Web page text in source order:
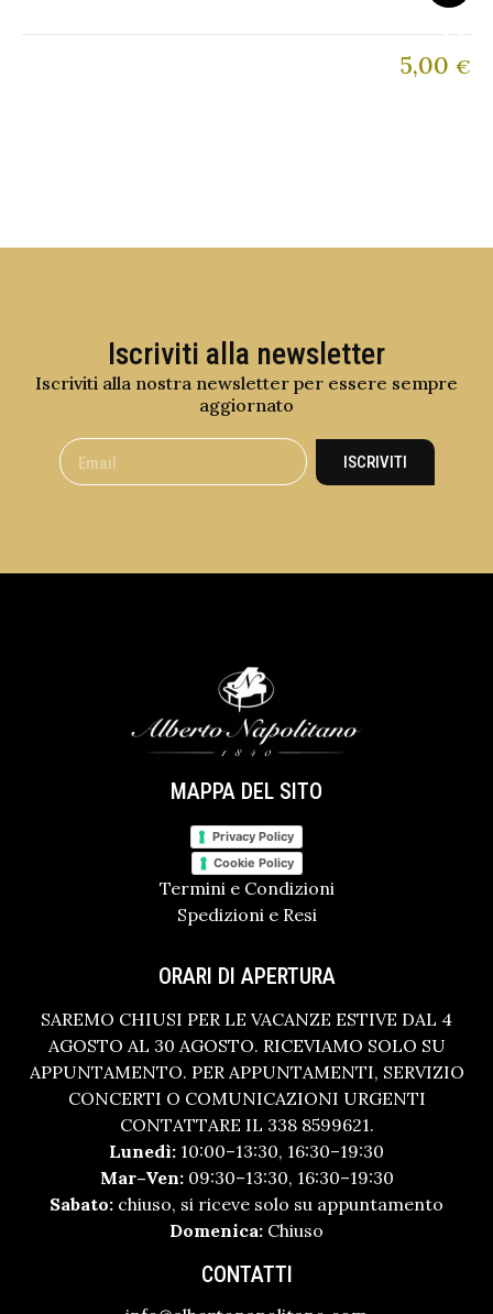
5,00 €
Iscriviti alla newsletter
Iscriviti alla nostra newsletter per essere sempre
aggiornato
ISCRIVITI
MAPPA DEL SITO
Privacy Policy
Cookie Policy
Termini e Condizioni
Spedizioni e Resi
ORARI DI APERTURA
SAREMO CHIUSI PER LE VACANZE ESTIVE DAL 4
AGOSTO AL 30 AGOSTO. RICEVIAMO SOLO SU
APPUNTAMENTO. PER APPUNTAMENTI, SERVIZIO
CONCERTI O COMUNICAZIONI URGENTI
CONTATTARE IL 338 8599621.
Lunedì: 10:00–13:30, 16:30–19:30
Mar–Ven:09:30–13:30, 16:30–19:30
Sabato: chiuso, si riceve solo su appuntamento
Domenica: Chiuso
CONTATTI